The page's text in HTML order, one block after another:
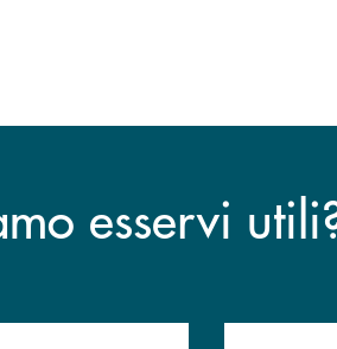
esservi